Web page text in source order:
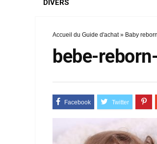
DIVERS
Accueil du Guide d'achat» Baby reborn
bebe-